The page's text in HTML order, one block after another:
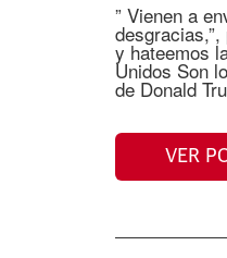
” Vienen a
y hateemos
Unidos Son
de Donald
VER